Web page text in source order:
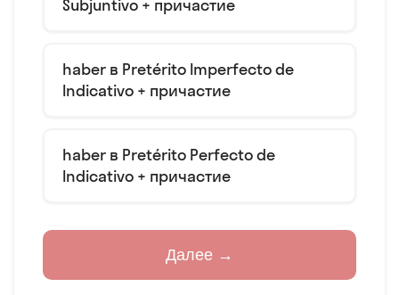
Subjuntivo + причастие
haber в Pretérito Imperfecto de
Indicativo + причастие
haber в Pretérito Perfecto de
Indicativo + причастие
Далее →